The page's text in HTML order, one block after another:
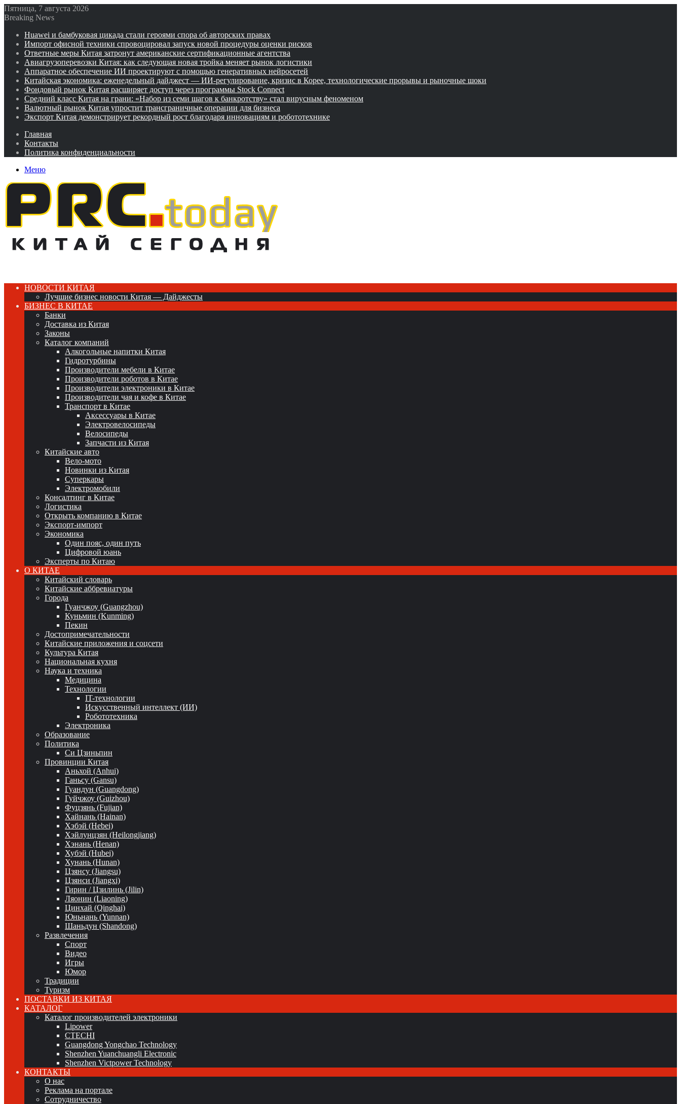
Пятница, 7 августа 2026
Breaking News
Huawei и бамбуковая цикада стали героями спора об авторских правах
Импорт офисной техники спровоцировал запуск новой процедуры оценки рисков
Ответные меры Китая затронут американские сертификационные агентства
Авиагрузоперевозки Китая: как следующая новая тройка меняет рынок логистики
Аппаратное обеспечение ИИ проектируют с помощью генеративных нейросетей
Китайская экономика: еженедельный дайджест — ИИ-регулирование, кризис в Корее, технологические прорывы и рыночные шоки
Фондовый рынок Китая расширяет доступ через программы Stock Connect
Средний класс Китая на грани: «Набор из семи шагов к банкротству» стал вирусным феноменом
Валютный рынок Китая упростит трансграничные операции для бизнеса
Экспорт Китая демонстрирует рекордный рост благодаря инновациям и робототехнике
Главная
Контакты
Политика конфиденциальности
Меню
НОВОСТИ КИТАЯ
Лучшие бизнес новости Китая — Дайджесты
БИЗНЕС В КИТАЕ
Банки
Доставка из Китая
Законы
Каталог компаний
Алкогольные напитки Китая
Гидротурбины
Производители мебели в Китае
Производители роботов в Китае
Производители электроники в Китае
Производители чая и кофе в Китае
Транспорт в Китае
Аксессуары в Китае
Электровелосипеды
Велосипеды
Запчасти из Китая
Китайские авто
Вело-мото
Новинки из Китая
Суперкары
Электромобили
Консалтинг в Китае
Логистика
Открыть компанию в Китае
Экспорт-импорт
Экономика
Один пояс, один путь
Цифровой юань
Эксперты по Китаю
О КИТАЕ
Китайский словарь
Китайские аббревиатуры
Города
Гуанчжоу (Guangzhou)
Куньмин (Kunming)
Пекин
Достопримечательности
Китайские приложения и соцсети
Культура Китая
Национальная кухня
Наука и техника
Медицина
Технологии
IT-технологии
Искусственный интеллект (ИИ)
Робототехника
Электроника
Образование
Политика
Си Цзиньпин
Провинции Китая
Аньхой (Anhui)
Ганьсу (Gansu)
Гуандун (Guangdong)
Гуйчжоу (Guizhou)
Фуцзянь (Fujian)
Хайнань (Hainan)
Хэбэй (Hebei)
Хэйлунцзян (Heilongjiang)
Хэнань (Henan)
Хубэй (Hubei)
Хунань (Hunan)
Цзянсу (Jiangsu)
Цзянси (Jiangxi)
Гирин / Цзилинь (Jilin)
Ляонин (Liaoning)
Цинхай (Qinghai)
Юньнань (Yunnan)
Шаньдун (Shandong)
Развлечения
Спорт
Видео
Игры
Юмор
Традиции
Туризм
ПОСТАВКИ ИЗ КИТАЯ
КАТАЛОГ
Каталог производителей электроники
Lipower
CTECHI
Guangdong Yongchao Technology
Shenzhen Yuanchuangli Electronic
Shenzhen Victpower Technology
КОНТАКТЫ
О нас
Реклама на портале
Сотрудничество